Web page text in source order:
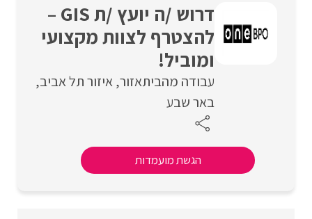
דרוש /ה יועץ /ת GIS –
להצטרף לצוות מקצועי
ומוביל!
עבודה מהביתאזור איזור תל אביב
באר שבע
הגשת מועמדות